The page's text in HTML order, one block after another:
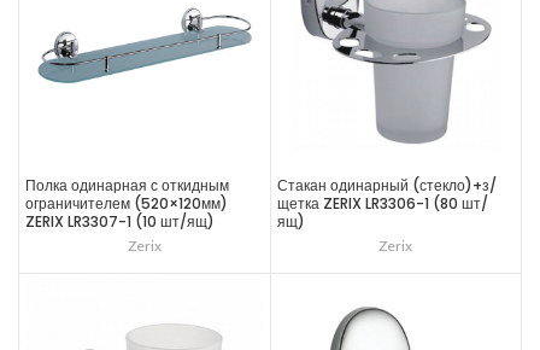
Полка одинарная с откидным
ограничителем (520×120мм)
ZERIX LR3307-1 (10 шт/ящ)
Zerix
Стакан одинарный (стекло)+з/
щетка ZERIX LR3306-1 (80 шт/
ящ)
Zerix